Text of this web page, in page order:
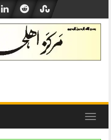
content
Toggle